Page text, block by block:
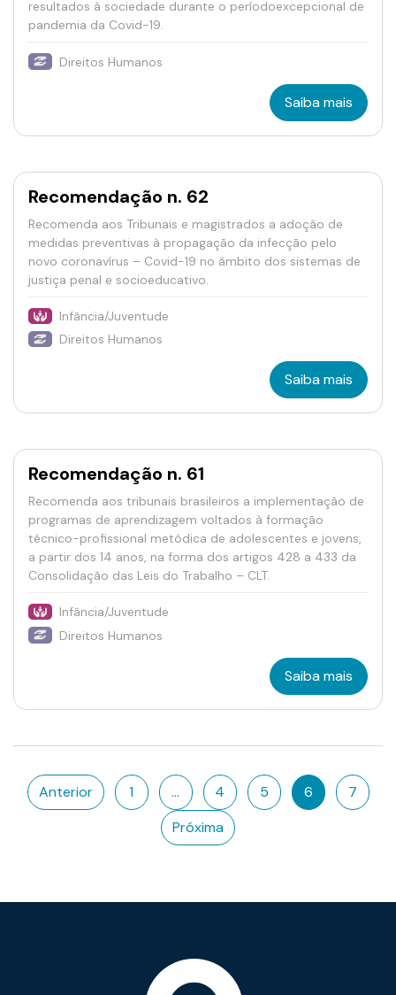
resultados à sociedade durante o períodoexcepcional de
pandemia da Covid-19.
Direitos Humanos
Saiba mais
Recomendação n. 62
Recomenda aos Tribunais e magistrados a adoção de
medidas preventivas à propagação da infecção pelo
novo coronavírus – Covid-19 no âmbito dos sistemas de
justiça penal e socioeducativo.
Infância/Juventude
Direitos Humanos
Saiba mais
Recomendação n. 61
Recomenda aos tribunais brasileiros a implementação de
programas de aprendizagem voltados à formação
técnico-profissional metódica de adolescentes e jovens,
a partir dos 14 anos, na forma dos artigos 428 a 433 da
Consolidação das Leis do Trabalho – CLT.
Infância/Juventude
Direitos Humanos
Saiba mais
Anterior 1 … 4 5 6
7
Próxima